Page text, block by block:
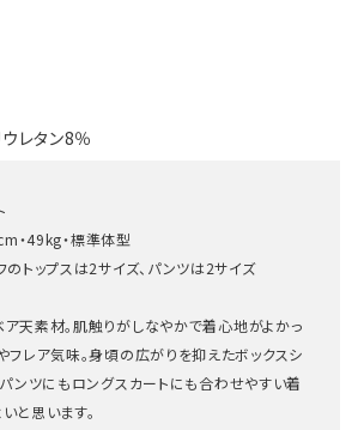
レタン8％
・49kg・標準体型
のトップスは2サイズ、パンツは2サイズ
天素材。肌触りがしなやかで着心地がよかっ
フレア気味。身頃の広がりを抑えたボックスシ
ンツにもロングスカートにも合わせやすい着
と思います。